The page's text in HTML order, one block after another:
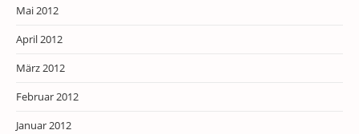
Mai 2012
April 2012
März 2012
Februar 2012
Januar 2012